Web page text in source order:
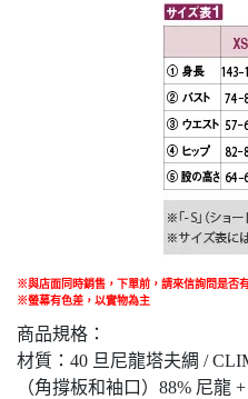
※與店面同時銷售 ， 下單前 ， 請來信詢問是否
※螢幕有色差，以實物為主
商品規格：
材質：40 旦尼龍塔夫綢 /
（角撐板和袖口）88% 尼龍